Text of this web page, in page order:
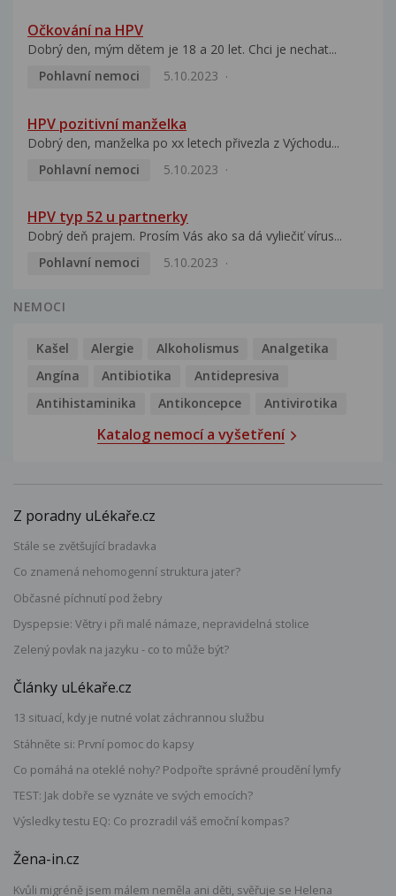
Očkování na HPV
Dobrý den, mým dětem je 18 a 20 let. Chci je nechat...
Pohlavní nemoci
5.10.2023
HPV pozitivní manželka
Dobrý den, manželka po xx letech přivezla z Východu...
Pohlavní nemoci
5.10.2023
HPV typ 52 u partnerky
Dobrý deň prajem. Prosím Vás ako sa dá vyliečiť vírus...
Pohlavní nemoci
5.10.2023
NEMOCI
Kašel Alergie Alkoholismus
Analgetika
Angína
Antibiotika
Antidepresiva
Antihistaminika
Antikoncepce Antivirotika
Katalog nemocí a vyšetření
Z poradny uLékaře.cz
Stále se zvětšující bradavka
Co znamená nehomogenní struktura jater?
Občasné píchnutí pod žebry
Dyspepsie: Větry i při malé námaze, nepravidelná stolice
Zelený povlak na jazyku - co to může být?
Články uLékaře.cz
13 situací, kdy je nutné volat záchrannou službu
Stáhněte si: První pomoc do kapsy
Co pomáhá na oteklé nohy? Podpořte správné proudění lymfy
TEST: Jak dobře se vyznáte ve svých emocích?
Výsledky testu EQ: Co prozradil váš emoční kompas?
Žena-in.cz
Kvůli migréně jsem málem neměla ani děti, svěřuje se Helena